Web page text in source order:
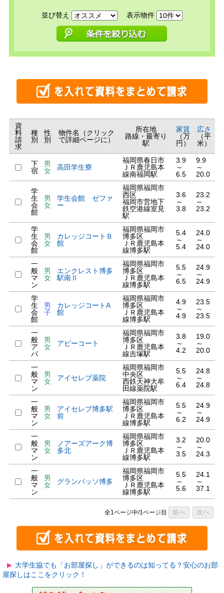
並び替え 表示物件
資
料
請
求
種
別
性
別
物件名（クリック
で詳細ページに）
所在地
路線・最寄り
駅
家賃
（万
円）
広さ
（平
米）
下
宿
男
女
高田学生寮
福岡県春日市
ＪＲ鹿児島本
線南福岡駅
3.9
～
6.5
9.9
～
20.0
学
生
会
館
男
女
学生会館 ゼファ
ー
福岡県福岡市
西区
福岡市営地下
鉄空港線室見
駅
3.6
～
3.8
23.2
～
23.2
学
生
会
館
男
女
カレッジコートＢ
館
福岡県福岡市
博多区
ＪＲ鹿児島本
線博多駅
5.4
～
5.4
24.0
～
24.0
一
般
マ
ン
男
女
エンクレスト博多
駅南Ⅱ
福岡県福岡市
博多区
ＪＲ鹿児島本
線博多駅
5.5
～
6.5
24.9
～
24.9
学
生
会
館
男
子
カレッジコートA
館
福岡県福岡市
博多区
ＪＲ鹿児島本
線博多駅
4.9
～
4.9
23.5
～
23.5
一
般
ア
パ
男
女
アビーコート
福岡県福岡市
博多区
ＪＲ鹿児島本
線吉塚駅
3.8
～
4.2
19.0
～
20.0
一
般
マ
ン
男
女
アイセレブ薬院
福岡県福岡市
中央区
西鉄天神大牟
田線薬院駅
5.5
～
6.4
24.8
～
24.8
一
般
マ
ン
男
女
アイセレブ博多駅
前
福岡県福岡市
博多区
ＪＲ鹿児島本
線博多駅
5.5
～
6.2
24.9
～
24.9
一
般
マ
ン
男
女
ノアーズアーク博
多北
福岡県福岡市
博多区
ＪＲ鹿児島本
線博多駅
3.2
～
3.5
20.0
～
24.3
一
般
マ
ン
男
女
グランバッソ博多
福岡県福岡市
博多区
ＪＲ鹿児島本
線博多駅
5.5
～
5.6
24.1
～
37.1
全1ページ中/1ページ目 前へ 次へ
大学生協でも「お部屋探し」ができるのは知ってる？安心のお部
屋探しはここをクリック！